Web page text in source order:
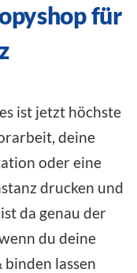
für
ist jetzt höchste
deine
oder eine
drucken und
da genau der
du deine
lassen